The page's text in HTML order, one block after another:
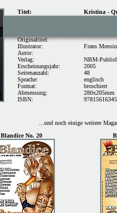
Titel: Kristina -
Originaltitel:
Illustrator:
Autor:
Verlag:
Erscheinungsjahr:
Seitenanzahl:
Sprache:
Format:
Abmessung:
ISBN:
Frans
NBM-
2005
48
englisch
broschiert
280x205mm
...und noch einige weitere
Blandice No. 20